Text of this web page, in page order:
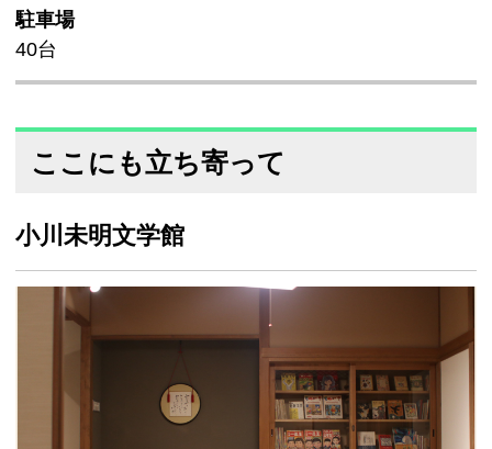
駐車場
40台
ここにも立ち寄って
小川未明文学館